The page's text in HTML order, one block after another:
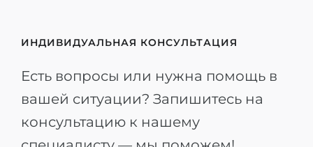
ИНДИВИДУАЛЬНАЯ КОНСУЛЬТАЦИЯ
Есть вопросы или нужна помощь в
вашей ситуации? Запишитесь на
консультацию к нашему